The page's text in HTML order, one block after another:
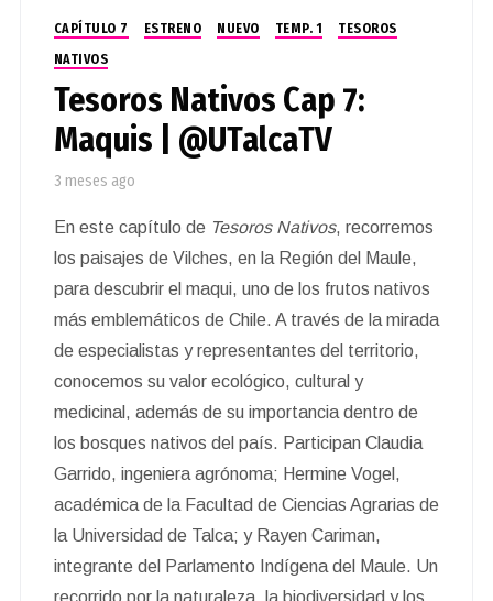
CAPÍTULO 7 ESTRENO NUEVO TEMP. 1
TESOROS
NATIVOS
Tesoros Nativos Cap 7:
Maquis | @UTalcaTV
3 meses ago
En este capítulo de Tesoros Nativos, recorremos
los paisajes de Vilches, en la Región del Maule,
para descubrir el maqui, uno de los frutos nativos
más emblemáticos de Chile. A través de la mirada
de especialistas y representantes del territorio,
conocemos su valor ecológico, cultural y
medicinal, además de su importancia dentro de
los bosques nativos del país. Participan Claudia
Garrido, ingeniera agrónoma; Hermine Vogel,
académica de la Facultad de Ciencias Agrarias de
la Universidad de Talca; y Rayen Cariman,
integrante del Parlamento Indígena del Maule. Un
recorrido por la naturaleza, la biodiversidad y los